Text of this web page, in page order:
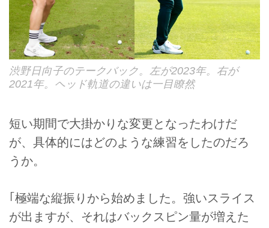
渋野日向子のテークバック。左が2023年。右が
2021年。ヘッド軌道の違いは一目瞭然
短い期間で大掛かりな変更となったわけだ
が、具体的にはどのような練習をしたのだろ
うか。
｢極端な縦振りから始めました。強いスライス
が出ますが、それはバックスピン量が増えた